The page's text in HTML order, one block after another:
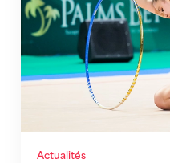
Actualités